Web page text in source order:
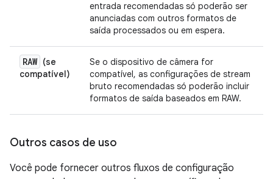
entrada recomendadas só poderão ser
anunciadas com outros formatos de
saída processados ou em espera.
RAW (se
compatível)
Se o dispositivo de câmera for
compatível, as configurações de stream
bruto recomendadas só poderão incluir
formatos de saída baseados em RAW.
Outros casos de uso
Você pode fornecer outros fluxos de configuração